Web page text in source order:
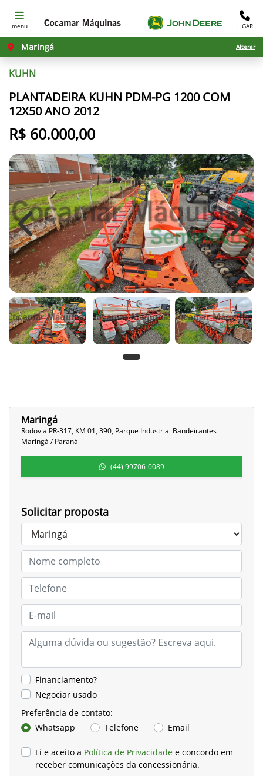
menu LIGAR
Maringá Alterar
KUHN
PLANTADEIRA KUHN PDM-PG 1200 COM
12X50 ANO 2012
R$ 60.000,00
Previous Next
Maringá
Rodovia PR-317, KM 01, 390, Parque Industrial Bandeirantes
Maringá / Paraná
(44) 99706-0089
Solicitar proposta
Financiamento?
Negociar usado
Preferência de contato:
Whatsapp
Telefone Email
Li e aceito a Política de Privacidade e concordo em
receber comunicações da concessionária.